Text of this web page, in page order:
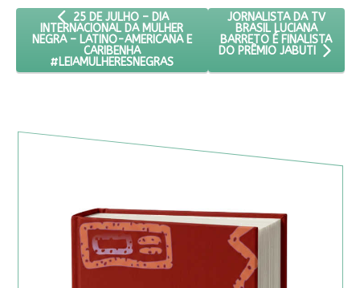
ARTIGO ANTERIOR: 25 DE JULHO – DIA INTERNACIONAL
25 DE JULHO – DIA
INTERNACIONAL DA MULHER
NEGRA – LATINO-AMERICANA E
CARIBENHA
#LEIAMULHERESNEGRAS
PRÓXIMO ARTIGO:
JORNALISTA DA TV
BRASIL LUCIANA
BARRETO É FINALISTA
DO PRÊMIO JABUTI